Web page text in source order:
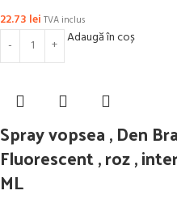
22.73 lei TVA inclus
Adaugă în coș
Spray vopsea , Den
Fluorescent , roz ,
ML